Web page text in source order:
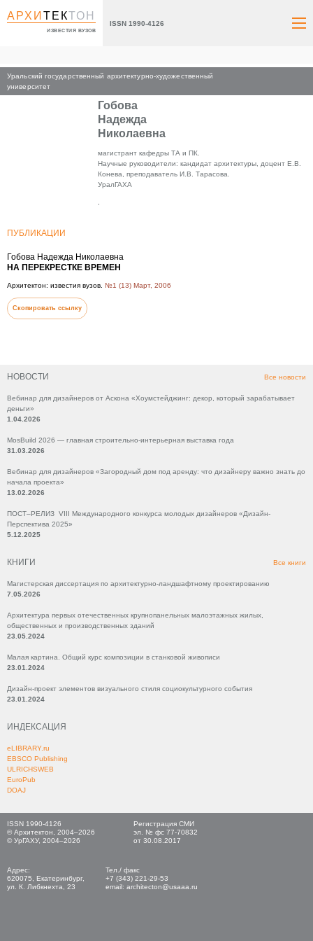
АРХИТЕКТОН
ИЗВЕСТИЯ ВУЗОВ
ISSN 1990-4126
Уральский государственный архитектурно-художественный
университет
НОВОСТИ Все новости
Вебинар для дизайнеров от Аскона «Хоумстейджинг: декор, который зарабатывает
деньги»
1.04.2026
MosBuild 2026 — главная строительно-интерьерная выставка года
31.03.2026
Вебинар для дизайнеров «Загородный дом под аренду: что дизайнеру важно знать до
начала проекта»
13.02.2026
ПОСТ–РЕЛИЗ VIII Международного конкурса молодых дизайнеров «Дизайн-
Перспектива 2025»
5.12.2025
КНИГИ Все книги
Магистерская диссертация по архитектурно-ландшафтному проектированию
7.05.2026
Архитектура первых отечественных крупнопанельных малоэтажных жилых,
общественных и производственных зданий
23.05.2024
Малая картина. Общий курс композиции в станковой живописи
23.01.2024
Дизайн-проект элементов визуального стиля социокультурного события
23.01.2024
ИНДЕКСАЦИЯ
eLIBRARY.ru
EBSCO Publishing
ULRICHSWEB
EuroPub
DOAJ
Главная
Гобова
Надежда
Николаевна
магистрант кафедры ТА и ПК.
Научные руководители: кандидат архитектуры, доцент Е.В.
Конева, преподаватель И.В. Тарасова.
УралГАХА
ПУБЛИКАЦИИ
Гобова Надежда Николаевна
НА ПЕРЕКРЕСТКЕ ВРЕМЕН
Архитектон: известия вузов. №1 (13) Март, 2006
Скопировать ссылку
ISSN 1990-4126
© Архитектон, 2004–2026
© УрГАХУ, 2004–2026
Регистрация СМИ
эл. № фс 77-70832
от 30.08.2017
Адрес:
620075, Екатеринбург,
ул. К. Либкнехта, 23
Тел./ факс
+7 (343) 221-29-53
email: architecton@usaaa.ru